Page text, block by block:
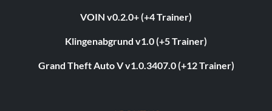
VOIN v0.2.0+ (+4 Trainer)
Klingenabgrund v1.0 (+5 Trainer)
Grand Theft Auto V v1.0.3407.0 (+12 Trainer)